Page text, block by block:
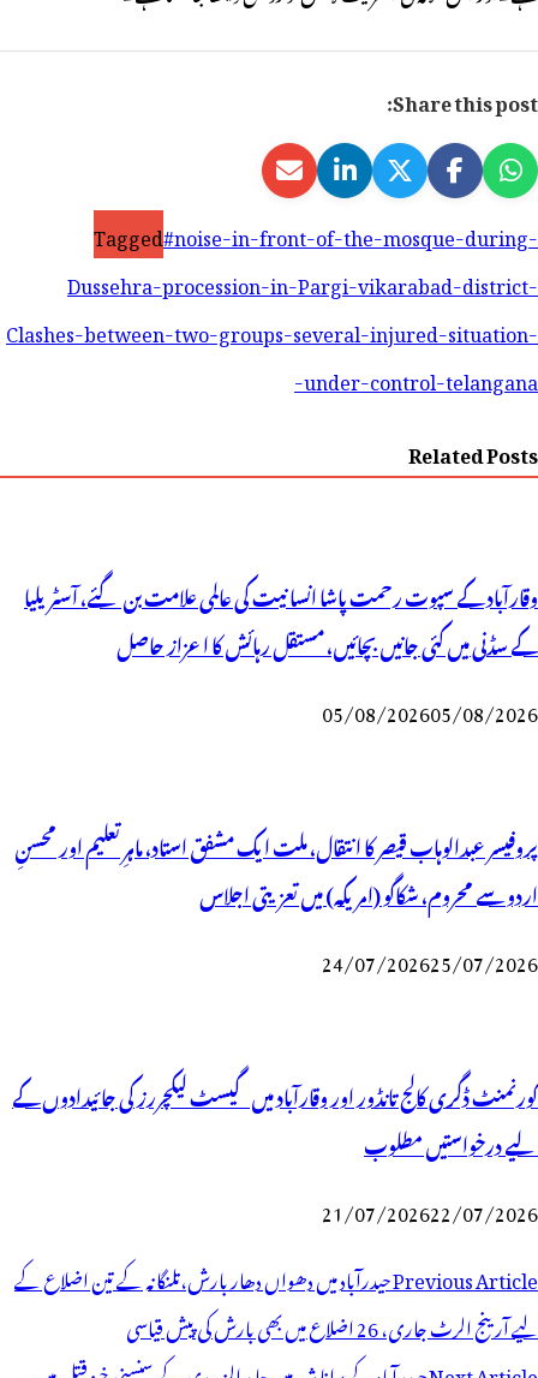
Share this post:
Tagged#noise-in-front-of-the-mosque-during-
Dussehra-procession-in-Pargi-vikarabad-district-
Clashes-between-two-groups-several-injured-situation-
under-control-telangana-
Related Posts
وقارآباد کے سپوت رحمت پاشا انسانیت کی عالمی علامت بن گئے، آسٹریلیا
کے سڈنی میں کئی جانیں بچائیں، مستقل رہائش کا اعزاز حاصل
05/08/202605/08/2026
پروفیسر عبدالوہاب قیصر کا انتقال، ملت ایک مشفق استاد، ماہرِتعلیم اور محسنِ
اردو سے محروم، شکاگو (امریکہ) میں تعزیتی اجلاس
24/07/202625/07/2026
گورنمنٹ ڈگری کالج تانڈور اور وقارآباد میں گیسٹ لیکچررز کی جائیدادوں کے
لیے درخواستیں مطلوب
21/07/202622/07/2026
پوسٹوں
کی
Previous Articleحیدرآباد میں دھواں دھار بارش،تلنگانہ کے تین اضلاع کے
لیے آرینج الرٹ جاری، 26 اضلاع میں بھی بارش کی پیش قیاسی